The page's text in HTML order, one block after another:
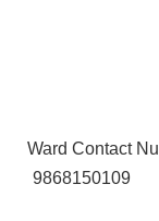
Ward Contact
9868150109